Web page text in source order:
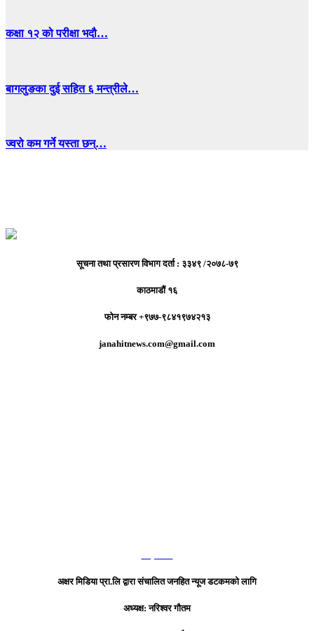
कक्षा १२ को परीक्षा भदौ…
बागलुङका दुई सहित ६ मन्त्रीले…
ज्वरो कम गर्ने यस्ता छन्…
सूचना तथा प्रसारण विभाग दर्ता : ३३४९ /२०७८-७९
काठमाडौं १६
फोन नम्बर +९७७-९८४१९७४२१३
janahitnews.com@gmail.com
अक्षर मिडिया प्रा.लि द्वारा संचालित जनहित न्यूज डटकमको लागि
अध्यक्ष: नरिश्वर गौतम